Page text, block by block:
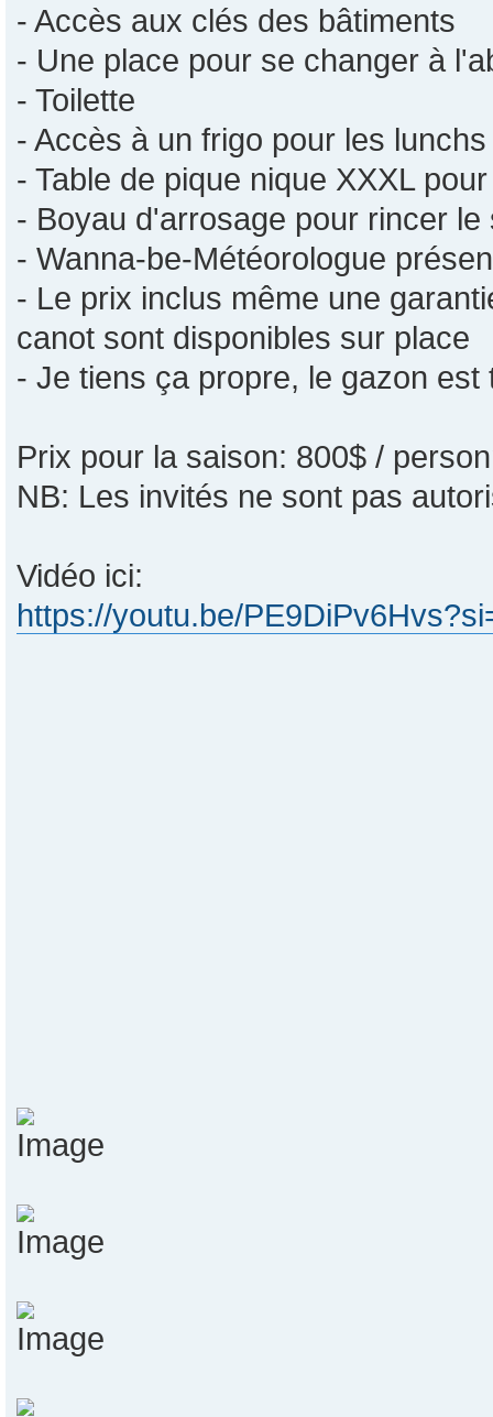
- Accès aux clés des bâtiments
- Une place pour se changer à
- Toilette
- Accès à un frigo pour les
- Table de pique nique XXXL
- Boyau d'arrosage pour rincer le
- Wanna-be-Météorologue
- Le prix inclus même une
canot sont disponibles sur place
- Je tiens ça propre, le gazon est
Prix pour la saison: 800$ /
NB: Les invités ne sont pas
Vidéo ici:
https://youtu.be/